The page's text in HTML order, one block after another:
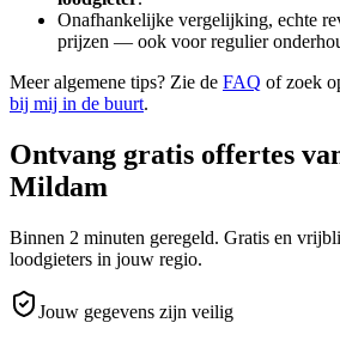
Onafhankelijke vergelijking, echte
prijzen — ook voor regulier
Meer algemene tips? Zie de FAQ of zoek
bij mij in de buurt.
Ontvang gratis offertes
Mildam
Binnen 2 minuten geregeld. Gratis en
loodgieters in jouw regio.
Jouw gegevens zijn veilig